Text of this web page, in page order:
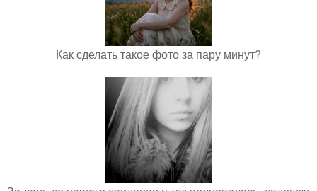
Как сделать такое фото за пару минут?